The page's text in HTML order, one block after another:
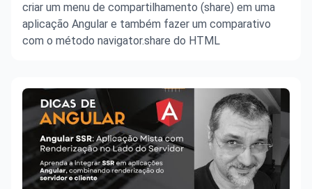
criar um menu de compartilhamento (share) em uma
aplicação Angular e também fazer um comparativo
com o método navigator.share do HTML